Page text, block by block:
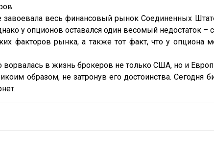
завоевала весь финансовый рынок Соединенных
у опционов оставался один весомый недостаток –
факторов рынка, а также тот факт, что у опциона
ворвалась в жизнь брокеров не только США, но и
образом, не затронув его достоинства. Сегодня